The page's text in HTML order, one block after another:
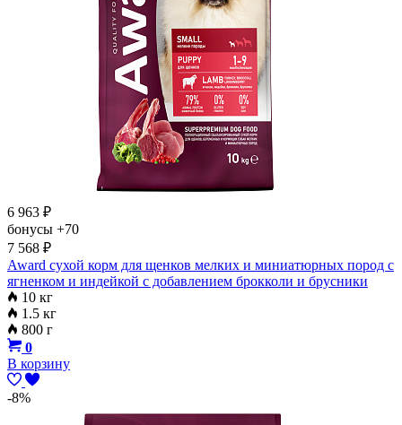
6 963 ₽
бонусы +70
7 568 ₽
Award сухой корм для щенков мелких и миниатюрных пород с
ягненком и индейкой с добавлением брокколи и брусники
10 кг
1.5 кг
800 г
0
В корзину
-8%